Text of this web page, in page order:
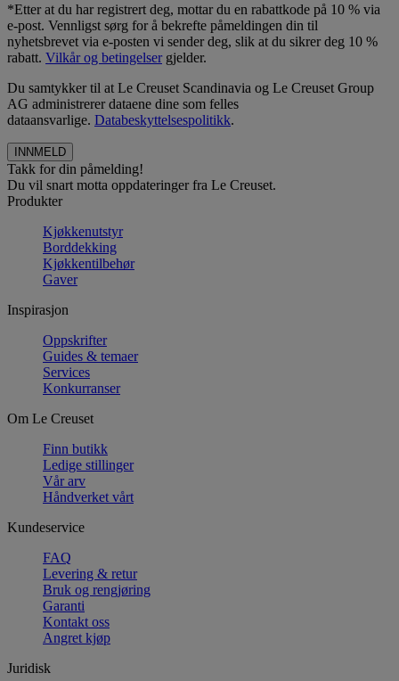
*Etter at du har registrert deg, mottar du en rabattkode på 10 % via
e-post. Vennligst sørg for å bekrefte påmeldingen din til
nyhetsbrevet via e-posten vi sender deg, slik at du sikrer deg 10 %
rabatt. Vilkår og betingelsergjelder.
Du samtykker til at Le Creuset Scandinavia og Le Creuset Group
AG administrerer dataene dine som felles
dataansvarlige. Databeskyttelsespolitikk.
Takk for din påmelding!
Du vil snart motta oppdateringer fra Le Creuset.
Produkter
Kjøkkenutstyr
Borddekking
Kjøkkentilbehør
Gaver
Inspirasjon
Oppskrifter
Guides & temaer
Services
Konkurranser
Om Le Creuset
Finn butikk
Ledige stillinger
Vår arv
Håndverket vårt
Kundeservice
FAQ
Levering & retur
Bruk og rengjøring
Garanti
Kontakt oss
Angret kjøp
Juridisk